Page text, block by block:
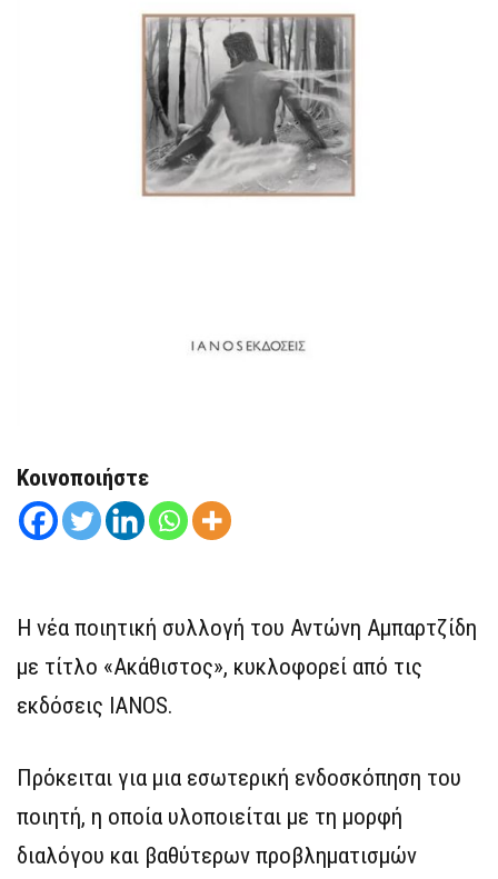
Κοινοποιήστε
Η νέα ποιητική συλλογή του Αντώνη Αμπαρτζίδη
με τίτλο «Ακάθιστος», κυκλοφορεί από τις
εκδόσεις IANOS.
Πρόκειται για μια εσωτερική ενδοσκόπηση του
ποιητή, η οποία υλοποιείται με τη μορφή
διαλόγου και βαθύτερων προβληματισμών